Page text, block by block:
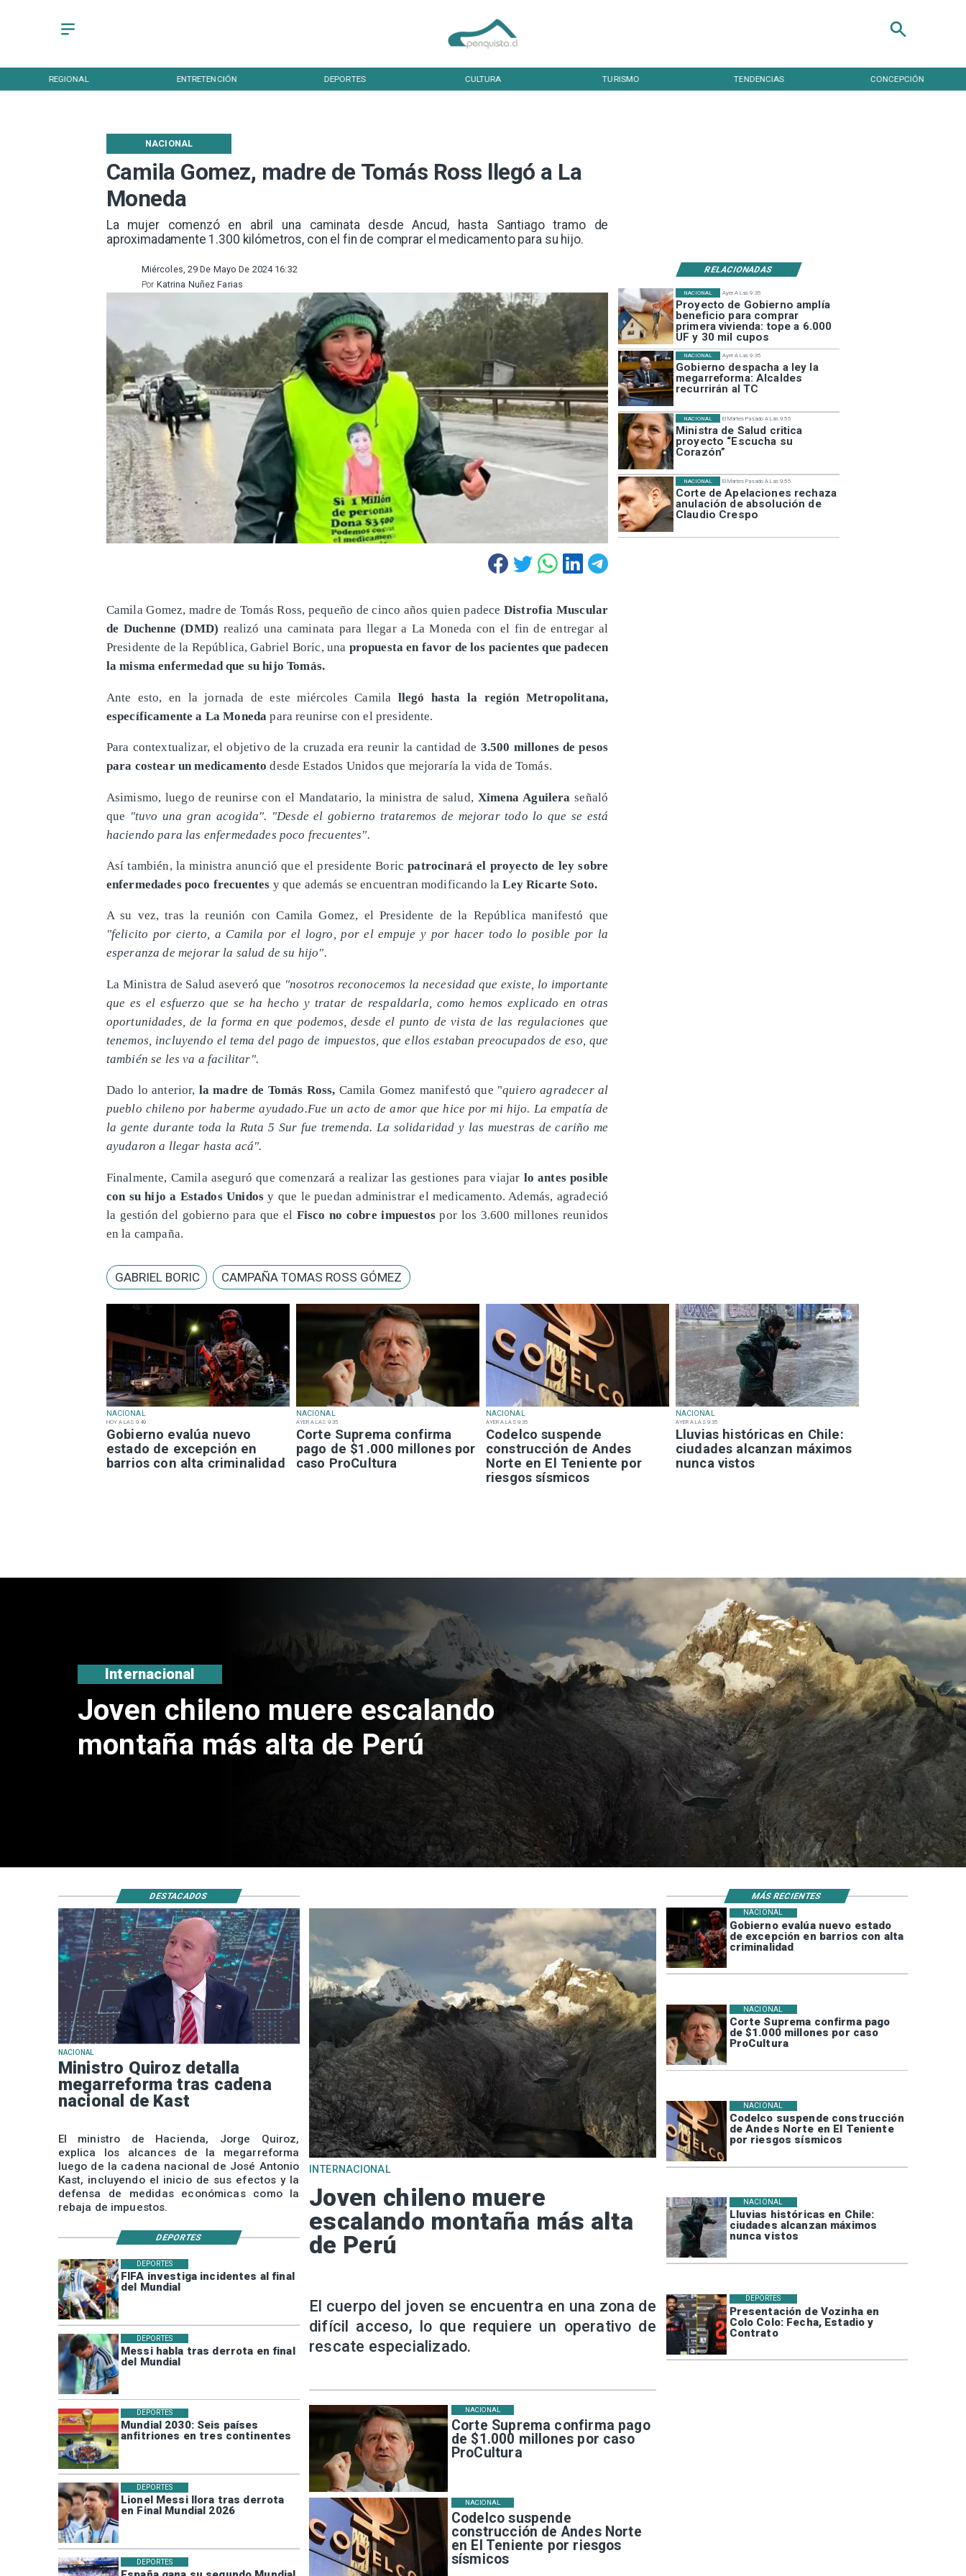
REGIONAL ENTRETENCIÓN DEPORTES CULTURA TURISMO TENDENCIAS CONCEPCIÓN
Camila Gomez, madre de Tomás Ross llegó a La
Moneda
La mujer comenzó en abril una caminata desde Ancud, hasta Santiago tramo de
aproximadamente 1.300 kilómetros, con el fin de comprar el medicamento para su hijo.
NACIONAL
RELACIONADAS
Miércoles, 29 De Mayo De 2024 16:32
Katrina Nuñez Farias
Por
NACIONAL
HOY A LAS 9:49
Gobierno evalúa nuevo
estado de excepción en
barrios con alta criminalidad
NACIONAL
AYER A LAS 9:35
Corte Suprema confirma
pago de $1.000 millones por
caso ProCultura
NACIONAL
AYER A LAS 9:35
Codelco suspende
construcción de Andes
Norte en El Teniente por
riesgos sísmicos
NACIONAL
AYER A LAS 9:35
Lluvias históricas en Chile:
ciudades alcanzan máximos
nunca vistos
Ayer A Las 9:35
Proyecto de Gobierno amplía
beneficio para comprar
primera vivienda: tope a 6.000
UF y 30 mil cupos
NACIONAL
Ayer A Las 9:35
Gobierno despacha a ley la
megarreforma: Alcaldes
recurrirán al TC
NACIONAL
El Martes Pasado A Las 9:55
Ministra de Salud critica
proyecto “Escucha su
Corazón”
NACIONAL
El Martes Pasado A Las 9:55
Corte de Apelaciones rechaza
anulación de absolución de
Claudio Crespo
NACIONAL
Camila Gomez, madre de Tomás Ross, pequeño de cinco años quien padece Distrofia Muscular
de Duchenne (DMD) realizó una caminata para llegar a La Moneda con el fin de entregar al
Presidente de la República, Gabriel Boric, una propuesta en favor de los pacientes que padecen
la misma enfermedad que su hijo Tomás.
Ante esto, en la jornada de este miércoles Camila llegó hasta la región Metropolitana,
específicamente a La Monedapara reunirse con el presidente.
Para contextualizar, el objetivo de la cruzada era reunir la cantidad de 3.500 millones de pesos
para costear un medicamento desde Estados Unidos que mejoraría la vida de Tomás.
Asimismo, luego de reunirse con el Mandatario, la ministra de salud, Ximena Aguilera señaló
que "tuvo una gran acogida". "Desde el gobierno trataremos de mejorar todo lo que se está
haciendo para las enfermedades poco frecuentes".
Así también, la ministra anunció que el presidente Boricpatrocinará el proyecto de ley sobre
enfermedades poco frecuentes y que además se encuentran modificando laLey Ricarte Soto.
A su vez, tras la reunión con Camila Gomez, el Presidente de la República manifestó que
"felicito por cierto, a Camila por el logro, por el empuje y por hacer todo lo posible por la
esperanza de mejorar la salud de su hijo".
La Ministra de Salud aseveró que "nosotros reconocemos la necesidad que existe, lo importante
que es el esfuerzo que se ha hecho y tratar de respaldarla, como hemos explicado en otras
oportunidades, de la forma en que podemos, desde el punto de vista de las regulaciones que
tenemos, incluyendo el tema del pago de impuestos, que ellos estaban preocupados de eso, que
también se les va a facilitar".
Dado lo anterior, la madre de Tomás Ross, Camila Gomez manifestó que "quiero agradecer al
pueblo chileno por haberme ayudado.Fue un acto de amor que hice por mi hijo. La empatía de
la gente durante toda la Ruta 5 Sur fue tremenda. La solidaridad y las muestras de cariño me
ayudaron a llegar hasta acá".
Finalmente, Camila aseguró que comenzará a realizar las gestiones para viajar lo antes posible
con su hijo a Estados Unidos y que le puedan administrar el medicamento. Además, agradeció
la gestión del gobierno para que el Fisco no cobre impuestospor los 3.600 millones reunidos
en la campaña.
GABRIEL BORIC CAMPAÑA TOMAS ROSS GÓMEZ
Ministro Quiroz detalla
megarreforma tras cadena
Nacional
Gobierno evalúa nuevo estado
de excepción en barrios con alta
criminalidad
NACIONAL
Corte Suprema confirma pago
de $1.000 millones por caso
ProCultura
NACIONAL
Codelco suspende construcción
de Andes Norte en El Teniente
por riesgos sísmicos
NACIONAL
Lluvias históricas en Chile:
ciudades alcanzan máximos
nunca vistos
NACIONAL
Presentación de Vozinha en
Colo Colo: Fecha, Estadio y
Contrato
DEPORTES
FIFA investiga incidentes al final
del Mundial
DEPORTES
Messi habla tras derrota en final
del Mundial
DEPORTES
Mundial 2030: Seis países
anfitriones en tres continentes
DEPORTES
Lionel Messi llora tras derrota
en Final Mundial 2026
DEPORTES
DEPORTES
Corte Suprema confirma pago
de $1.000 millones por caso
ProCultura
NACIONAL
Codelco suspende
construcción de Andes Norte
en El Teniente por riesgos
sísmicos
NACIONAL
NACIONAL
Ministro Quiroz detalla
megarreforma tras cadena
nacional de Kast
El ministro de Hacienda, Jorge Quiroz,
explica los alcances de la megarreforma
luego de la cadena nacional de José Antonio
Kast, incluyendo el inicio de sus efectos y la
defensa de medidas económicas como la
rebaja de impuestos.
INTERNACIONAL
Joven chileno muere
escalando montaña más alta
de Perú
El cuerpo del joven se encuentra en una zona de
difícil acceso, lo que requiere un operativo de
rescate especializado.
DESTACADOS MÁS RECIENTES
DEPORTES